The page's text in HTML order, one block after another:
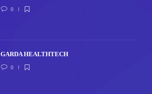
0
GARDA HEALTHTECH
0